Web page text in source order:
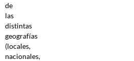
de
las
distintas
geografías
(locales,
nacionales,